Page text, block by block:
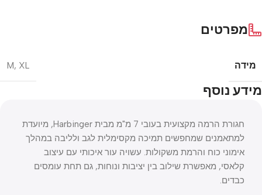
מפרטים
מידה M, XL
מידע נוסף
חגורת הרמה מקצועית בעובי 7 מ"מ מבית Harbinger, מיועדת
למתאמנים שמחפשים תמיכה מקסימלית לגב ולליבה במהלך
אימוני כוח והרמת משקולות. עשויה עור איכותי עם עיצוב
קלאסי, מאפשרת שילוב בין יציבות ונוחות, גם תחת עומסים
כבדים.